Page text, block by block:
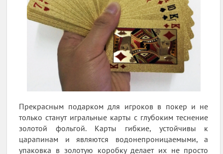
Прекрасным подарком для игроков в покер и не
только станут игральные карты с глубоким теснение
золотой фольгой. Карты гибкие, устойчивы к
царапинам и являются водонепроницаемыми, а
упаковка в золотую коробку делает их не просто